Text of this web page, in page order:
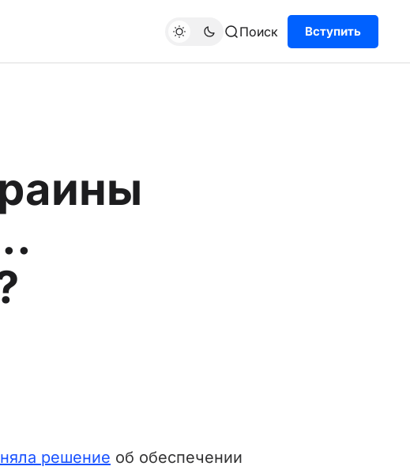
Поиск Вступить
решение об обеспечении